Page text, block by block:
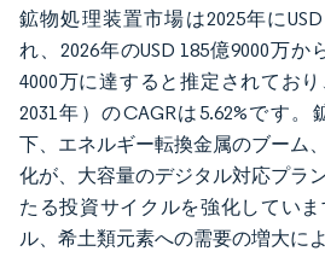
鉱物処理装置市場は2025年に
れ、2026年のUSD 185億9000万か
4000万に達すると推定されてお
2031年）のCAGRは5.62%です
下、エネルギー転換金属のブーム
化が、大容量のデジタル対応プラ
たる投資サイクルを強化してい
ル、希土類元素への需要の増大に